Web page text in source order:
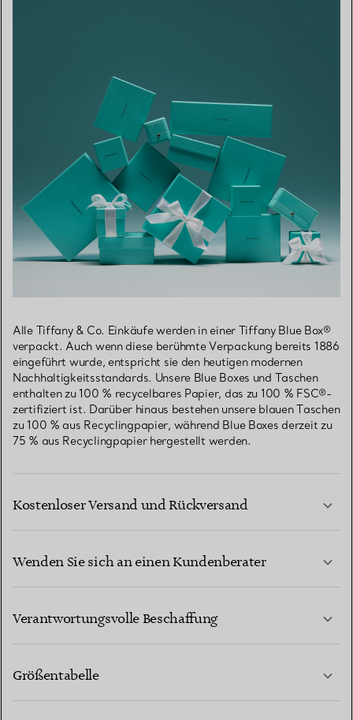
Alle Tiffany & Co. Einkäufe werden in einer Tiffany Blue Box®
verpackt. Auch wenn diese berühmte Verpackung bereits 1886
eingeführt wurde, entspricht sie den heutigen modernen
Nachhaltigkeitsstandards. Unsere Blue Boxes und Taschen
enthalten zu 100 % recycelbares Papier, das zu 100 % FSC®-
zertifiziert ist. Darüber hinaus bestehen unsere blauen Taschen
zu 100 % aus Recyclingpapier, während Blue Boxes derzeit zu
75 % aus Recyclingpapier hergestellt werden.
Kostenloser Versand und Rückversand
Wenden Sie sich an einen Kundenberater
Verantwortungsvolle Beschaffung
Größentabelle